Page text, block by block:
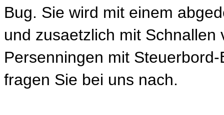
Bug. Sie wird mit einem
und zusaetzlich mit
Persenningen mit
fragen Sie bei uns nach.